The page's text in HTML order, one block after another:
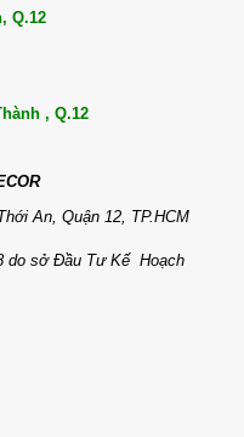
Q.12
, Q.12
An, Quận 12, TP.HCM
do sở Đầu Tư Kế Hoạch